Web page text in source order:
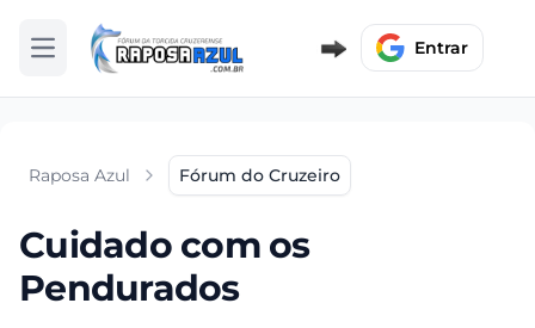
Abrir menu Entrar
Raposa Azul Fórum do Cruzeiro
Cuidado com os
Pendurados